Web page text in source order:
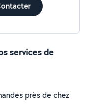
services de
près de chez